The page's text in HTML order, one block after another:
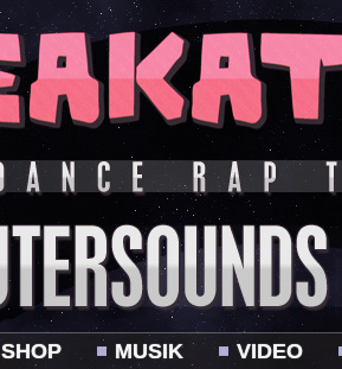
SHOP MUSIK VIDEO